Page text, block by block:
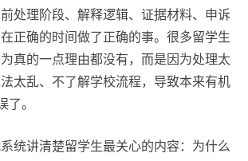
处理阶段、解释逻辑、证据材料、申诉
正确的时间做了正确的事。很多留学生
真的一点理由都没有，而是因为处理太
太乱、不了解学校流程，导致本来有机
了。
统讲清楚留学生最关心的内容：为什么